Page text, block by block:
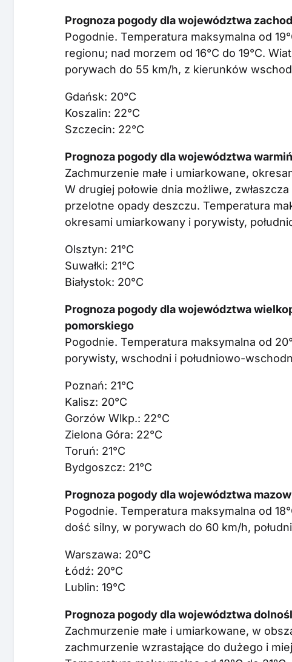
Prognoza pogody dla województwa
Pogodnie. Temperatura maksymalna od
regionu; nad morzem od 16°C do 19°C.
porywach do 55 km/h, z kierunków
Gdańsk: 20°C
Koszalin: 22°C
Szczecin: 22°C
Prognoza pogody dla województwa
Zachmurzenie małe i umiarkowane,
W drugiej połowie dnia możliwe,
przelotne opady deszczu. Temperatura
okresami umiarkowany i porywisty,
Olsztyn: 21°C
Suwałki: 21°C
Białystok: 20°C
Prognoza pogody dla województwa
pomorskiego
Pogodnie. Temperatura maksymalna od
porywisty, wschodni i południowo-
Poznań: 21°C
Kalisz: 20°C
Gorzów Wlkp.: 22°C
Zielona Góra: 22°C
Toruń: 21°C
Bydgoszcz: 21°C
Prognoza pogody dla województwa
Pogodnie. Temperatura maksymalna od
dość silny, w porywach do 60 km/h,
Warszawa: 20°C
Łódź: 20°C
Lublin: 19°C
Prognoza pogody dla województwa
Zachmurzenie małe i umiarkowane, w
zachmurzenie wzrastające do dużego i